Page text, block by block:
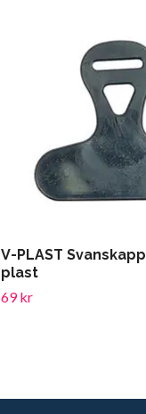
V-PLAST
plast
69 kr